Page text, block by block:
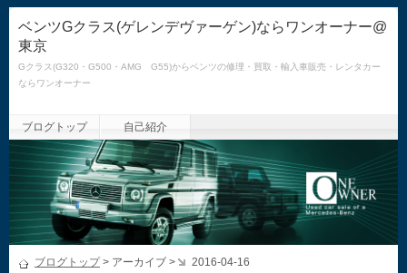
ベンツGクラス(ゲレンデヴァーゲン)ならワンオーナー@
東京
Gクラス(G320・G500・AMG G55)からベンツの修理・買取・輸入車販売・レンタカー
ならワンオーナー
ブログトップ 自己紹介
ブログトップ> アーカイブ > 2016-04-16